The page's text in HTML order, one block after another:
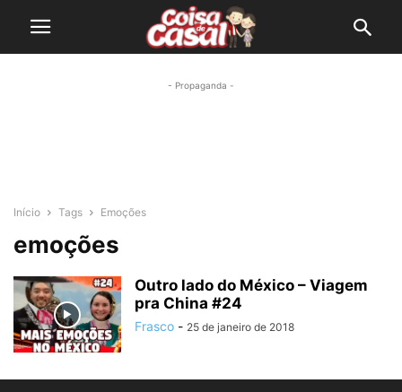
- Propaganda -
Início Tags Emoções
emoções
Outro lado do México – Viagem
pra China #24
Frasco - 25 de janeiro de 2018